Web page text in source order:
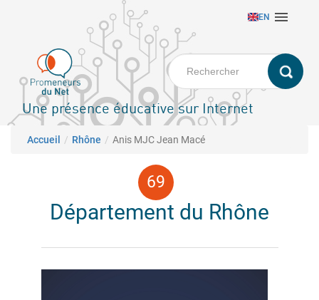
principal
EN 
Une présence éducative sur Internet
Fil d'Ariane
Accueil Rhône Anis MJC Jean Macé
Département du Rhône